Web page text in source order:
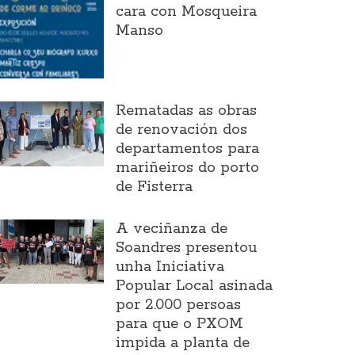
cara con Mosqueira
Manso
Rematadas as obras
de renovación dos
departamentos para
mariñeiros do porto
de Fisterra
A veciñanza de
Soandres presentou
unha Iniciativa
Popular Local asinada
por 2.000 persoas
para que o PXOM
impida a planta de